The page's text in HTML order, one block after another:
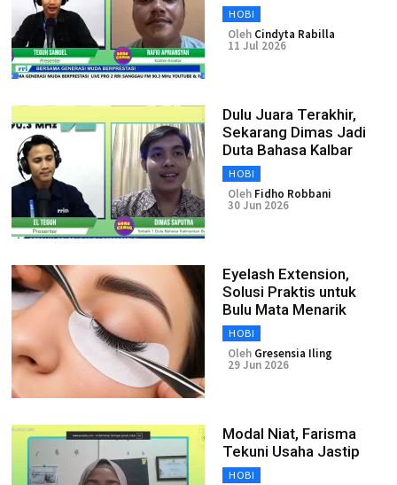
HOBI
Oleh Cindyta Rabilla
11 Jul 2026
Dulu Juara Terakhir,
Sekarang Dimas Jadi
Duta Bahasa Kalbar
HOBI
Oleh Fidho Robbani
30 Jun 2026
Eyelash Extension,
Solusi Praktis untuk
Bulu Mata Menarik
HOBI
Oleh Gresensia Iling
29 Jun 2026
Modal Niat, Farisma
Tekuni Usaha Jastip
HOBI